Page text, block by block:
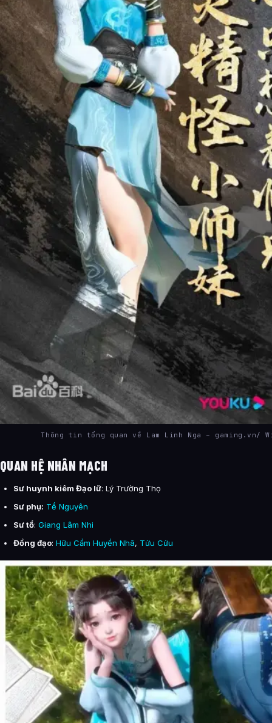
Thông tin tổng quan về Lam Linh Nga – gaming.vn/
QUAN HỆ NHÂN MẠCH
Sư huynh kiêm Đạo lữ: Lý Trường Thọ
Sư phụ: Tề Nguyên
Sư tổ: Giang Lâm Nhi
Đồng đạo: Hữu Cầm Huyền Nhã, Tửu Cửu